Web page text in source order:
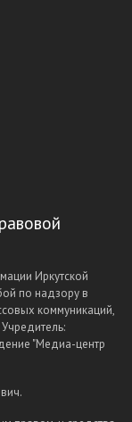
Иркутской
по надзору в
коммуникаций,
"Медиа-центр